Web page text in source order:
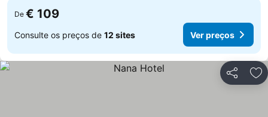
De € 109
Consulte os preços de 12 sites Ver preços
Partilhar